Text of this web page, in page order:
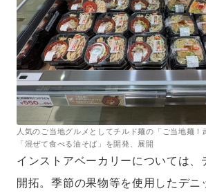
人気のご当地グルメとしてチルド麺の「ご当地麺！
「混ぜて食べる油そば」を開発、展開
インストアベーカリーについては、
開拓。季節の果物等を使用したデニ